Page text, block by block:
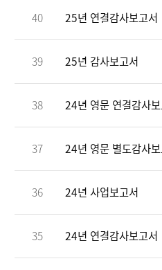
40 25년 연결감사보고서
39 25년 감사보고서
38 24년 영문 연결감사
37 24년 영문 별도감사
36 24년 사업보고서
35 24년 연결감사보고서